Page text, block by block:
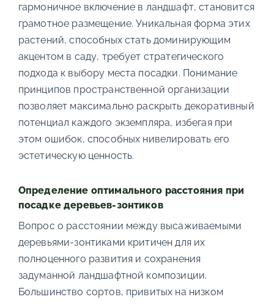
гармоничное включение в ландшафт, становится
грамотное размещение. Уникальная форма этих
растений, способных стать доминирующим
акцентом в саду, требует стратегического
подхода к выбору места посадки. Понимание
принципов пространственной организации
позволяет максимально раскрыть декоративный
потенциал каждого экземпляра, избегая при
этом ошибок, способных нивелировать его
эстетическую ценность.
Определение оптимального расстояния при
посадке деревьев-зонтиков
Вопрос о расстоянии между высаживаемыми
деревьями-зонтиками критичен для их
полноценного развития и сохранения
задуманной ландшафтной композиции.
Большинство сортов, привитых на низком